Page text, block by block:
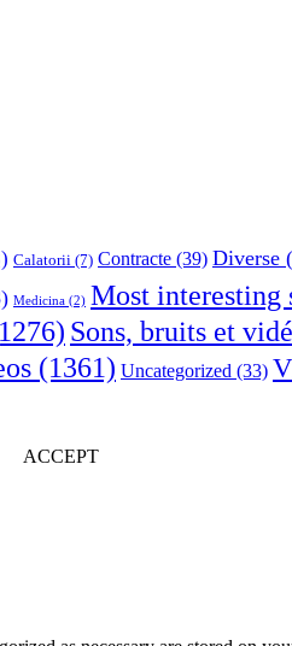
Calatorii (7) Contracte (39) Diverse
Medicina (2) Most interesting
Sons, bruits et
(1361) Uncategorized (33)
ACCEPT